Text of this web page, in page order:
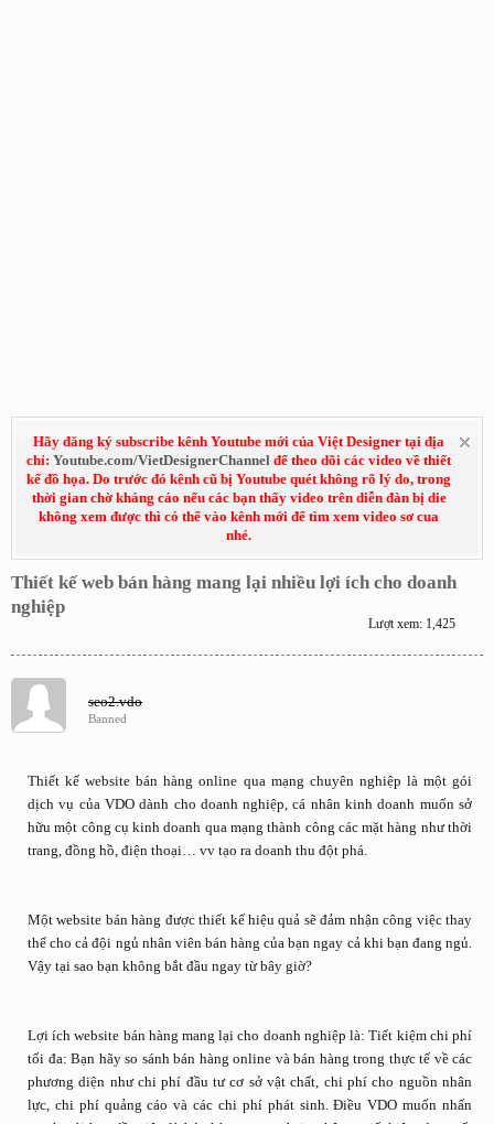
Hãy đăng ký subscribe kênh Youtube mới của Việt Designer tại địa
chỉ: Youtube.com/VietDesignerChannel để theo dõi các video về thiết
kế đồ họa. Do trước đó kênh cũ bị Youtube quét không rõ lý do, trong
thời gian chờ kháng cáo nếu các bạn thấy video trên diễn đàn bị die
không xem được thì có thể vào kênh mới để tìm xem video sơ cua
nhé.
Thiết kế web bán hàng mang lại nhiều lợi ích cho doanh
nghiệp
Lượt xem: 1,425
seo2.vdo
Banned
Thiết kế website bán hàng online qua mạng chuyên nghiệp là một gói
dịch vụ của VDO dành cho doanh nghiệp, cá nhân kinh doanh muốn sở
hữu một công cụ kinh doanh qua mạng thành công các mặt hàng như thời
trang, đồng hồ, điện thoại… vv tạo ra doanh thu đột phá.
Một website bán hàng được thiết kế hiệu quả sẽ đảm nhận công việc thay
thế cho cả đội ngủ nhân viên bán hàng của bạn ngay cả khi bạn đang ngủ.
Vậy tại sao bạn không bắt đầu ngay từ bây giờ?
Lợi ích website bán hàng mang lại cho doanh nghiệp là: Tiết kiệm chi phí
tối đa: Bạn hãy so sánh bán hàng online và bán hàng trong thực tế về các
phương diện như chi phí đầu tư cơ sở vật chất, chi phí cho nguồn nhân
lực, chi phí quảng cáo và các chi phí phát sinh. Điều VDO muốn nhấn